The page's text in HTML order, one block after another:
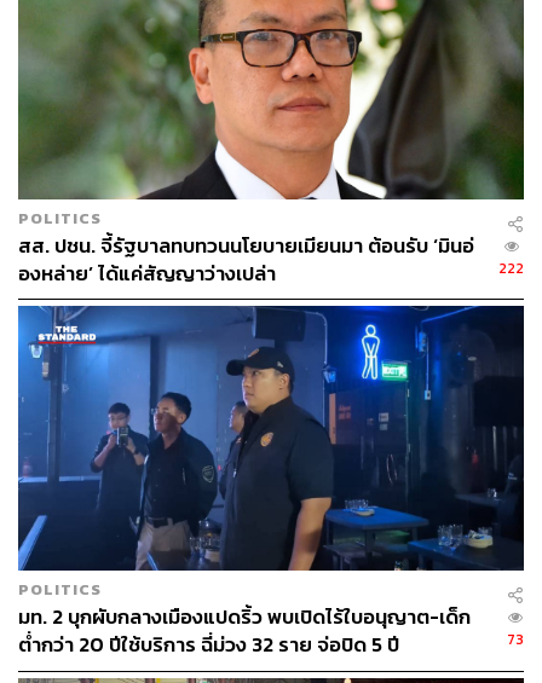
ABOUT THE AUTHOR
THE STANDARD TEAM
กองบรรณาธิการ THE STANDARD
POLITICS
สส. ปชน. จี้รัฐบาลทบทวนนโยบายเมียนมา ต้อนรับ ‘มินอ่
องหล่าย’ ได้แค่สัญญาว่างเปล่า
222
POLITICS
มท. 2 บุกผับกลางเมืองแปดริ้ว พบเปิดไร้ใบอนุญาต-เด็ก
ต่ำกว่า 20 ปีใช้บริการ ฉี่ม่วง 32 ราย จ่อปิด 5 ปี
73